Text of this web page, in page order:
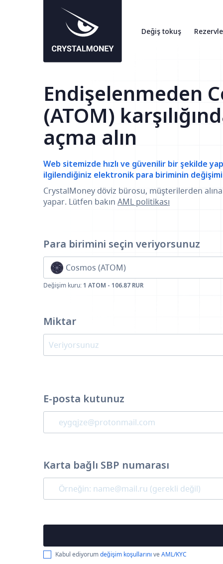
Değiş tokuş
Endişelenmeden
(ATOM)
açma alın
Web sitemizde hızlı ve güvenilir bir şekilde
ilgilendiğiniz elektronik para biriminin
CrystalMoney döviz bürosu, müşterilerden
yapar. Lütfen bakın AML politikası
Para birimini seçin veriyorsunuz
Cosmos (ATOM)
Değişim kuru: 1 ATOM - 106.87 RUR
Miktar
E-posta kutunuz
Karta bağlı SBP numarası
Kabul ediyorumdeğişim koşullarınıveAML/KYC